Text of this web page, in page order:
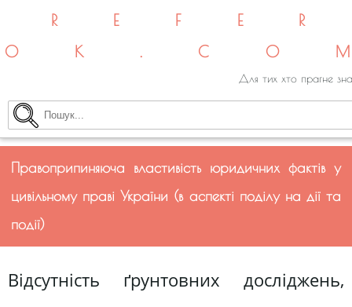
Для тих хто прагне
Правоприпиняюча властивість юридичних фактів у
цивільному праві України (в аспекті поділу на дії та
події)
Відсутність ґрунтовних досліджень,